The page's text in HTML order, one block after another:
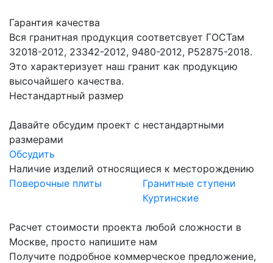
Гарантия качества
Вся гранитная продукция соответсвует ГОСТам
32018-2012, 23342-2012, 9480-2012, Р52875-2018.
Это характеризует наш гранит как продукцию
высочайшего качества.
Нестандартный размер
Давайте обсудим проект с нестандартными
размерами
Обсудить
Наличие изделий относящиеся к месторождению
Поверочные плиты
Гранитные ступени
Куртинские
Расчет стоимости проекта любой сложности в
Москве, просто напишите нам
Получите подробное коммерческое предложение,